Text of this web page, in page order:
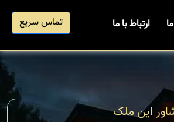
ارتباط با ما تماس سریع
این ملک